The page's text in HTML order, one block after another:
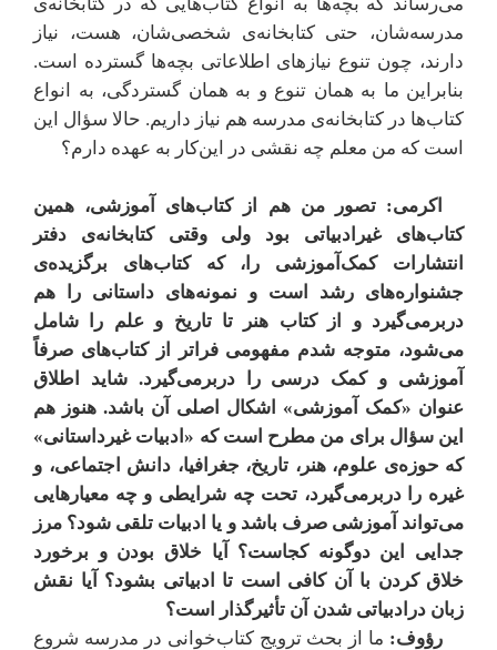
مدرسه‌شان، حتی کتابخانه‌ی شخصی‌شان، هست، نیاز
دارند، چون تنوع نیازهای اطلاعاتی بچه‌ها گسترده است.
بنابراین ما به همان تنوع و به همان گستردگی، به انواع
کتاب‌ها در کتابخانه‌ی مدرسه هم نیاز داریم. حالا سؤال این
است که من معلم چه نقشی در این‌کار به عهده دارم؟
اکرمی: تصور من هم از کتاب‌های آموزشی، همین
کتاب‌های غیرادبیاتی بود ولی وقتی کتابخانه‌ی دفتر
انتشارات کمک‌آموزشی را، که کتاب‌های برگزیده‌ی
جشنواره‌های رشد است و نمونه‌های داستانی را هم
دربرمی‌گیرد و از کتاب هنر تا تاریخ و علم را شامل
می‌شود، متوجه شدم مفهومی فراتر از کتاب‌های صرفاً
آموزشی و کمک درسی را دربرمی‌گیرد. شاید اطلاق
عنوان «کمک آموزشی» اشکال اصلی آن باشد. هنوز هم
این سؤال برای من مطرح است که «ادبیات غیرداستانی»
که حوزه‌ی علوم، هنر، تاریخ، ‌جغرافیا، دانش اجتماعی، و
غیره را دربرمی‌گیرد، تحت چه شرایطی و چه معیارهایی
می‌تواند آموزشی صرف باشد و یا ادبیات تلقی شود؟ مرز
جدایی این دوگونه کجاست؟ آیا خلاق بودن و برخورد
خلاق کردن با آن کافی است تا ادبیاتی بشود؟ آیا نقش
زبان درادبیاتی شدن آن تأثیرگذار است؟
رؤوف: ما از بحث ترویج کتاب‌خوانی در مدرسه شروع